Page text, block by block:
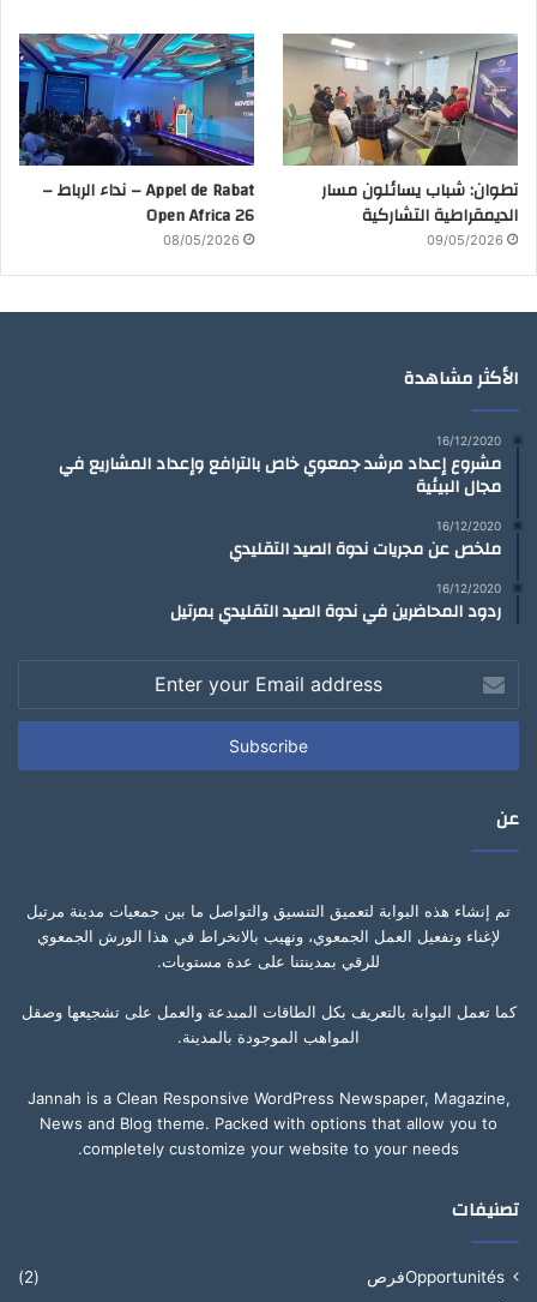
تطوان: شباب يسائلون مسار
الديمقراطية التشاركية
09/05/2026
Appel de Rabat – نداء الرباط –
Open Africa 26
08/05/2026
الأكثر مشاهدة
16/12/2020
مشروع إعداد مرشد جمعوي خاص بالترافع وإعداد المشاريع في
مجال البيئية
16/12/2020
ملخص عن مجريات ندوة الصيد التقليدي
16/12/2020
ردود المحاضرين في ندوة الصيد التقليدي بمرتيل
your
Email
عن
تم إنشاء هذه البوابة لتعميق التنسيق والتواصل ما بين جمعيات مدينة مرتيل
لإغناء وتفعيل العمل الجمعوي، ونهيب بالانخراط في هذا الورش الجمعوي
للرقي بمدينتنا على عدة مستويات.
كما تعمل البوابة بالتعريف بكل الطاقات المبدعة والعمل على تشجيعها وصقل
المواهب الموجودة بالمدينة.
Jannah is a Clean Responsive WordPress Newspaper, Magazine,
News and Blog theme. Packed with options that allow you to
completely customize your website to your needs.
تصنيفات
Opportunitésفرص
(2)